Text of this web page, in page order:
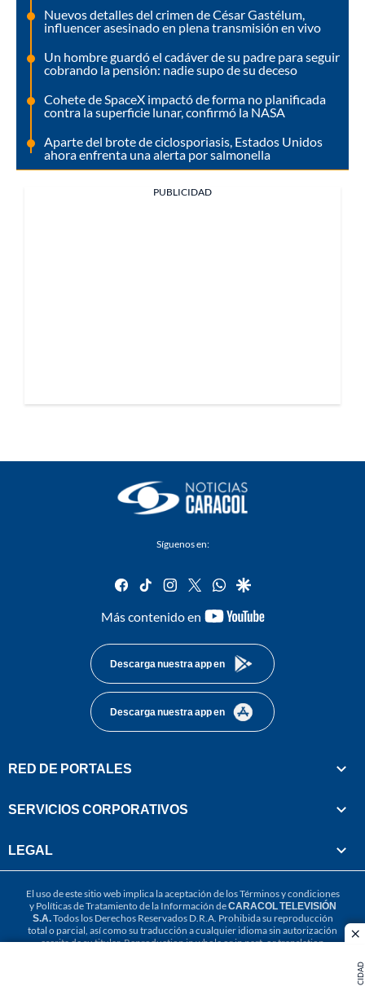
Nuevos detalles del crimen de César Gastélum,
influencer asesinado en plena transmisión en vivo
Un hombre guardó el cadáver de su padre para seguir
cobrando la pensión: nadie supo de su deceso
Cohete de SpaceX impactó de forma no planificada
contra la superficie lunar, confirmó la NASA
Aparte del brote de ciclosporiasis, Estados Unidos
ahora enfrenta una alerta por salmonella
PUBLICIDAD
Síguenos en:
facebook
tiktok instagram
twitterwhatsapp
google
Más contenido en
youtube-
Descarga nuestra app en
Descarga nuestra app en
RED DE PORTALES
SERVICIOS CORPORATIVOS
LEGAL
El uso de este sitio web implica la aceptación de losTérminos y condiciones
y Políticas de Tratamiento de la Información deCARACOL TELEVISIÓN
S.A.Todos los Derechos Reservados D.R.A. Prohibida su reproducción
total o parcial, así como su traducción a cualquier idioma sin autorización
escrita de su titular. Reproduction in whole or in part, or translation